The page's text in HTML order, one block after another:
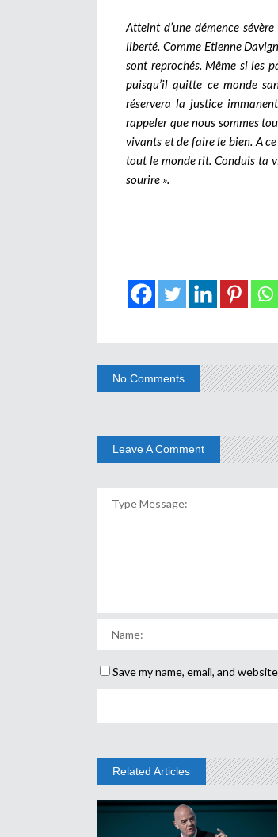
Atteint d’une démence
liberté. Comme Etienne
sont reprochés. Même si les
puisqu’il quitte ce monde
réservera la justice
rappeler que nous sommes
vivants et de faire le bien. A
tout le monde rit. Conduis ta
sourire ».
No Comments
Leave A Comment
Save my name, email, and
Related Articles